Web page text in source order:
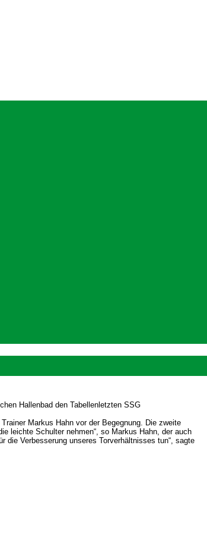
Hallenbad den Tabellenletzten SSG
Markus Hahn vor der Begegnung. Die zweite
leichte Schulter nehmen“, so Markus Hahn, der auch
Verbesserung unseres Torverhältnisses tun“, sagte